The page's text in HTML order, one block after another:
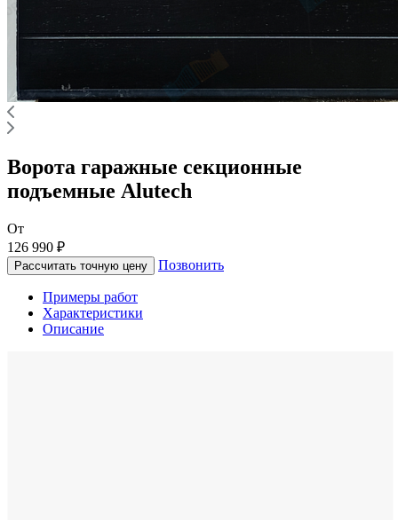
Ворота гаражные секционные
подъемные Alutech
От
126 990 ₽
Рассчитать точную цену Позвонить
Примеры работ
Характеристики
Описание